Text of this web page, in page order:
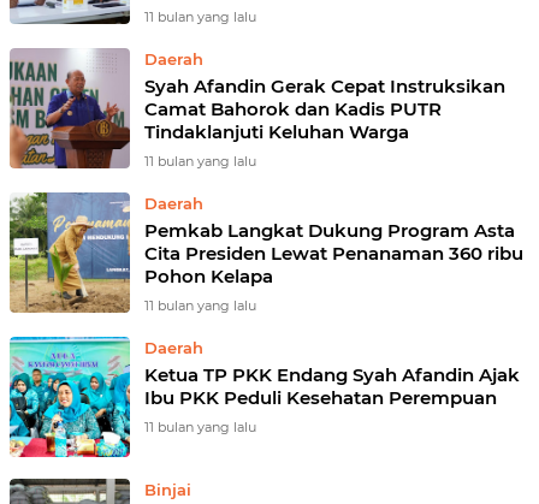
11 bulan yang lalu
Daerah
Syah Afandin Gerak Cepat Instruksikan
Camat Bahorok dan Kadis PUTR
Tindaklanjuti Keluhan Warga
11 bulan yang lalu
Daerah
Pemkab Langkat Dukung Program Asta
Cita Presiden Lewat Penanaman 360 ribu
Pohon Kelapa
11 bulan yang lalu
Daerah
Ketua TP PKK Endang Syah Afandin Ajak
Ibu PKK Peduli Kesehatan Perempuan
11 bulan yang lalu
Binjai